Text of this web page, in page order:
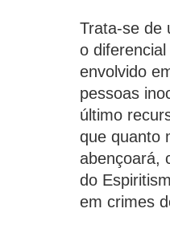
Trata-se de
o
envolvido
pessoas
último
que quanto
abençoará,
do
em crimes